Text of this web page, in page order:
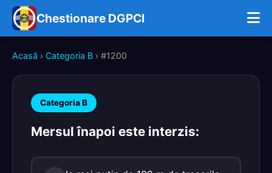
Chestionare DGPCI
Acasă › Categoria B › #1200
Categoria B
Mersul înapoi este interzis: